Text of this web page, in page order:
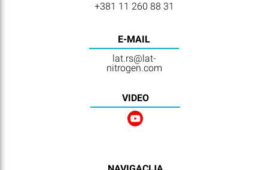
+381 11 260 88 31
E-MAIL
lat.rs@lat-
nitrogen.com
VIDEO